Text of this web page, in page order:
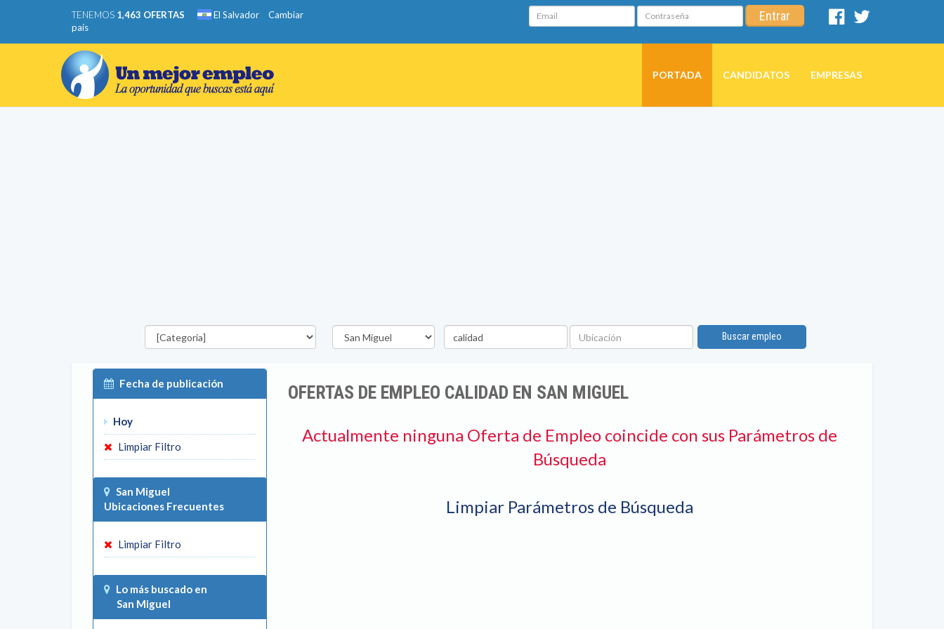
TENEMOS 1,463 OFERTAS El Salvador
Cambiar
país
Email Contraseña Entrar
Facebook
PORTADA CANDIDATOS EMPRESAS
Categorías Departamento
Palabra
clave
Ubicación
Buscar empleo
Fecha de publicación
Hoy
Limpiar Filtro
San Miguel
Ubicaciones Frecuentes
Limpiar Filtro
Lo más buscado en
San Miguel
OFERTAS DE EMPLEO CALIDAD EN SAN MIGUEL
Actualmente ninguna Oferta de Empleo coincide con sus Parámetros de
Búsqueda
Limpiar Parámetros de Búsqueda